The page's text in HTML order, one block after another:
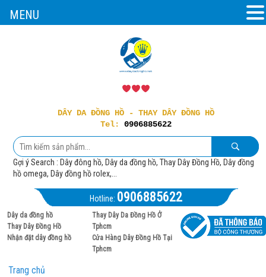
DÂY DA ĐỒNG HỒ - THAY DÂY ĐỒNG HỒ
Tel: 0906885622
Gợi ý Search : Dây đông hồ, Dây da đồng hồ, Thay Dây Đồng Hồ, Dây đồng
hồ omega, Dây đồng hồ rolex,...
Hotline: 0906885622
Dây da đồng hồ
Thay Dây Đồng Hồ
Nhận đặt dây đồng hồ
Thay Dây Da Đồng Hồ Ở
Tphcm
Cửa Hàng Dây Đồng Hồ Tại
Tphcm
Trang chủ
MENU